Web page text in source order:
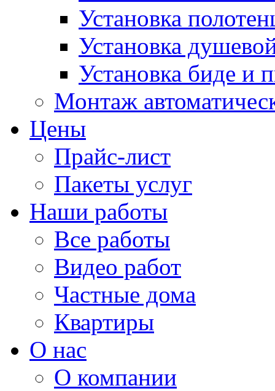
Установка
Установка
Установка биде и
Монтаж
Цены
Прайс-лист
Пакеты услуг
Наши работы
Все работы
Видео работ
Частные дома
Квартиры
О нас
О компании